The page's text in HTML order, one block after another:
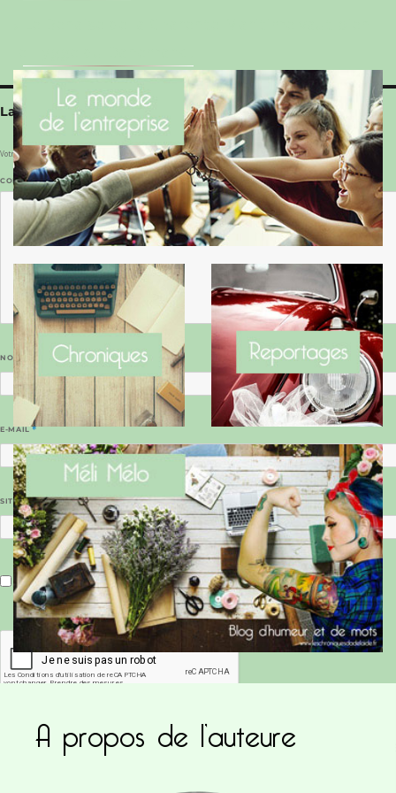
Laisser un commentaire
Votre adresse e-mail ne sera pas publiée. Les champs obligatoires sont indiqués avec
COMMENTAIRE*
NOM
E-MAIL*
SITE WEB
Enregistrer mon nom, mon e-mail et mon site dans le navigateur pour mon prochain commentaire.
Ce site utilise Akismet pour réduire les
A propos de l’auteure